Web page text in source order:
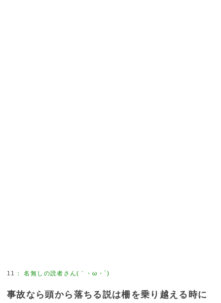
11 ：名無しの読者さん(｀・ω・´)
事故なら頭から落ちる説は柵を乗り越える時に